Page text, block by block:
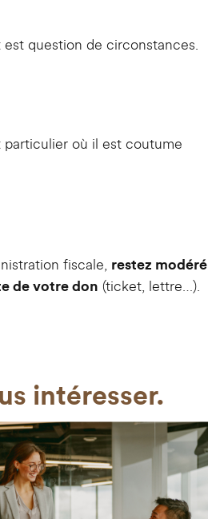
question de circonstances.
particulier où il est coutume
fiscale, restez modéré
de votre don (ticket, lettre…).
intéresser.